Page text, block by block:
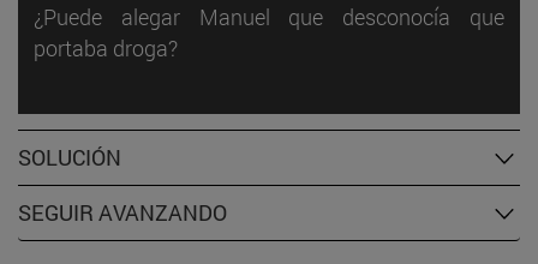
¿Puede alegar Manuel que desconocía que
portaba droga?
SOLUCIÓN
SEGUIR AVANZANDO